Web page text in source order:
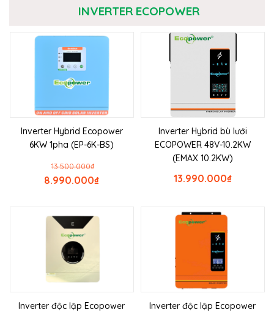
INVERTER ECOPOWER
Inverter Hybrid Ecopower
6KW 1pha (EP-6K-BS)
₫
13.500.000
₫
8.990.000
Inverter Hybrid bù lưới
ECOPOWER 48V-10.2KW
(EMAX 10.2KW)
₫
13.990.000
Inverter độc lập Ecopower
Inverter độc lập Ecopower